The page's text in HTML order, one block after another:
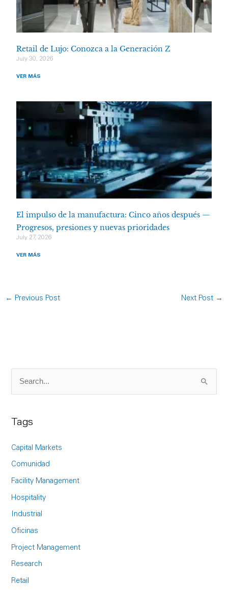
Retail de Lujo: Conozca a la Generación Z
July 30, 2026
VER MÁS
El impulso de la manufactura: Cinco años después —
Progresos, presiones y nuevas prioridades
July 27, 2026
VER MÁS
← Previous Post Next Post →
c
:
Tags
Capital Markets
Comunidad
Facility Management
Hospitality
Industrial
Oficinas
Project Management
Research
Retail